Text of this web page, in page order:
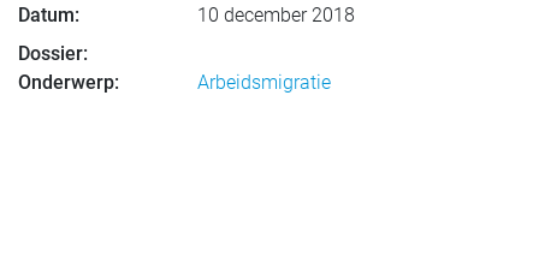
Datum:
10 december 2018
Dossier:
Onderwerp:
Arbeidsmigratie